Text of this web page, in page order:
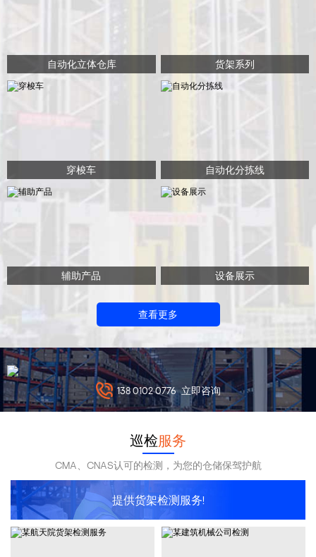
自动化立体仓库 货架系列
穿梭车 自动化分拣线
辅助产品 设备展示
查看更多
138 0102 0776 立即咨询
巡检服务
CMA、CNAS认可的检测，为您的仓储保驾护航
提供货架检测服务!